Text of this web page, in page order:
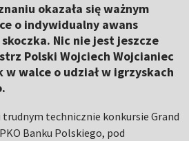
okazała się ważnym
o indywidualny awans
Nic nie jest jeszcze
Polski Wojciech Wojcianiec
w walce o udział w igrzyskach
technicznie konkursie Grand
Banku Polskiego, pod